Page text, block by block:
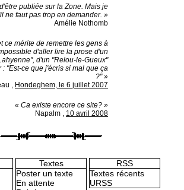
publiée sur la Zone. Mais je
ne faut pas trop en demander. »
Amélie Nothomb
ce mérite de remettre les gens à
d'aller lire la prose d'un
d'un "Relou-le-Gueux"
"Est-ce que j'écris si mal que ça
?" »
, Hondeghem, le 6 juillet 2007
« Ca existe encore ce site? »
Napalm , 10 avril 2008
Textes
Poster un texte
En attente
RSS
Textes récents
URSS